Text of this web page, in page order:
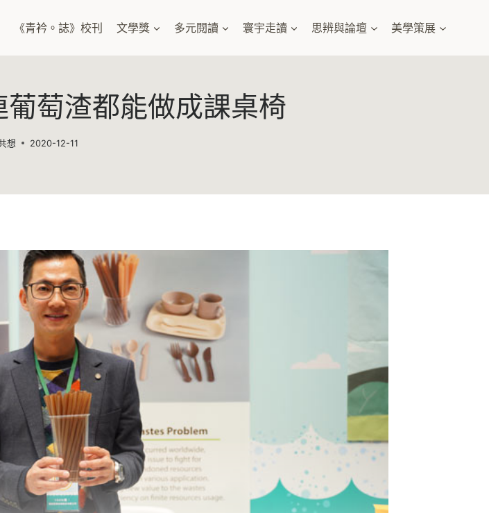
《青衿。誌》校刊 文學獎 多元閱讀 寰宇走讀 思辨與論壇 美學策展
萄渣都能做成課桌椅
想 2020-12-11